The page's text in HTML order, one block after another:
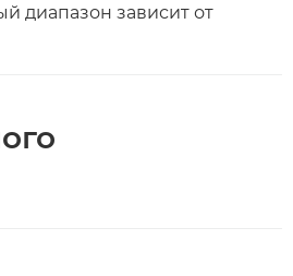
диапазон зависит от